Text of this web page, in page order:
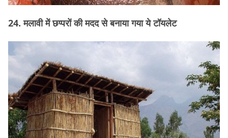
24. मलावी में छप्परों की मदद से बनाया गया ये टॉयलेट